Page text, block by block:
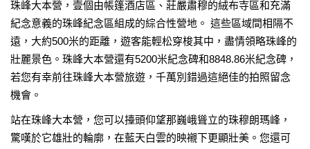
珠峰大本營，壹個由帳篷酒店區、莊嚴肅穆的絨布寺區和充滿
紀念意義的珠峰紀念區組成的綜合性營地。 這些區域間相隔不
遠，大約500米的距離，遊客能輕松穿梭其中，盡情領略珠峰的
壯麗景色。珠峰大本營還有5200米紀念碑和8848.86米紀念碑，
若您有幸前往珠峰大本營旅遊，千萬別錯過這絕佳的拍照留念
機會。
站在珠峰大本營，您可以擡頭仰望那巍峨聳立的珠穆朗瑪峰，
驚嘆於它雄壯的輪廓，在藍天白雲的映襯下更顯壯美。您還可